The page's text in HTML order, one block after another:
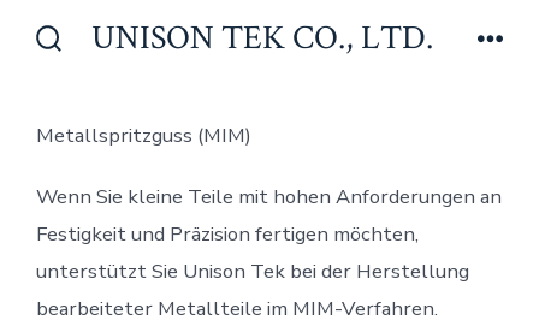
Inhalt
UNISON TEK CO., LTD.
Metallspritzguss (MIM)
Wenn Sie kleine Teile mit hohen Anforderungen an
Festigkeit und Präzision fertigen möchten,
unterstützt Sie Unison Tek bei der Herstellung
bearbeiteter Metallteile im MIM-Verfahren.